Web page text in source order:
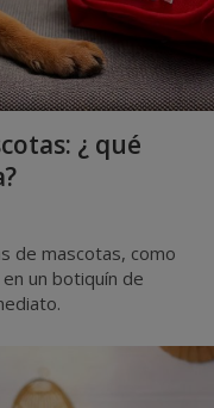
¿ qué
de mascotas, como
un botiquín de